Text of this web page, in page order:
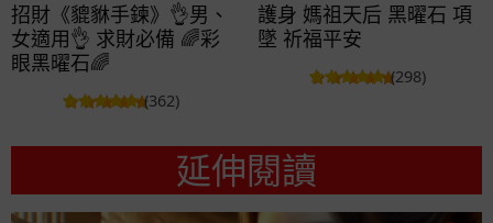
招財《貔貅手鍊》👌男、
女適用👌 求財必備 🌈彩
眼黑曜石🌈
(362)
護身 媽祖天后 黑曜石 項
墜 祈福平安
(298)
延伸閱讀